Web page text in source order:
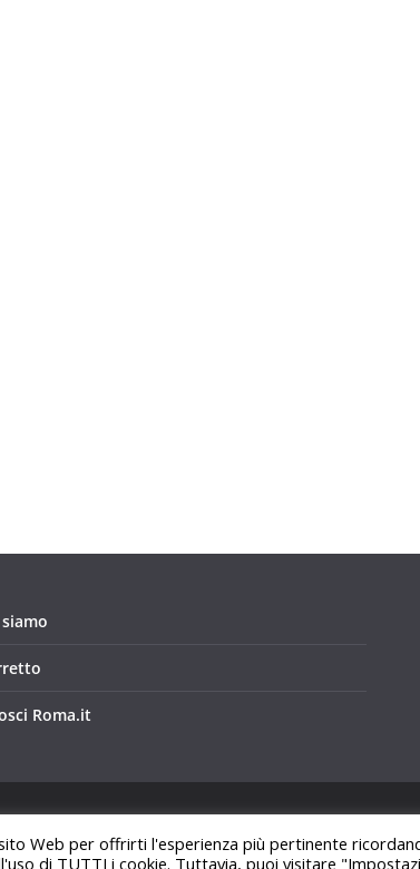
Roma.it
Powered byWordPress.
Web per offrirti l'esperienza più pertinente
di TUTTI i cookie. Tuttavia, puoi visitare